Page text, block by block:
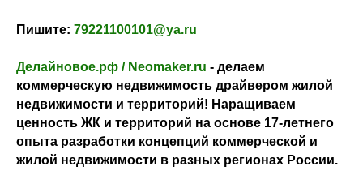
Пишите: 79221100101@ya.ru
Делайновое.рф / Neomaker.ru - делаем
коммерческую недвижимость драйвером жилой
недвижимости и территорий! Наращиваем
ценность ЖК и территорий на основе 17-летнего
опыта разработки концепций коммерческой и
жилой недвижимости в разных регионах России.